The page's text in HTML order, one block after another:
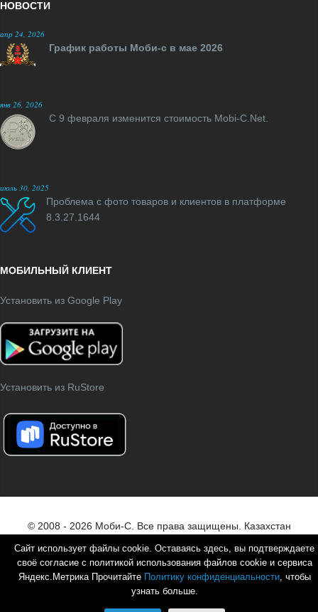
НОВОСТИ
апр 24, 2026
График работы Моби-с в мае 2026
янв 26, 2026
С 9 февраля изменится стоимость Mobi-C.Net.
июль 30, 2025
Проблема с фото товаров и клиентов в платформе
8.3.27.1644
МОБИЛЬНЫЙ КЛИЕНТ
Установить из Google Play
Установить из RuStore
© 2008 - 2026 Моби-С. Все права защищены. Казахстан
Сайт использует файлы cookie. Оставаясь здесь, вы подтверждаете
своё согласие с политикой использования файлов cookie и сервиса
Яндекс.Метрика Прочитайте Политику конфиденциальности, чтобы
узнать больше.
Все новости О компании Наши реквизиты
Партнерам
Карта сайта